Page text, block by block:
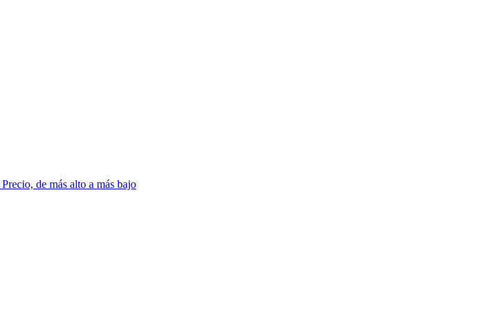
Precio, de más alto a más bajo